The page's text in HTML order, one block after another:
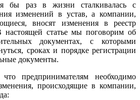
бы раз в жизни сталкивалась с
изменений в устав, а компании,
вносят изменения в реестр
настоящей статье мы поговорим об
документах, с которыми
сроках и порядке регистрации
документы.
предпринимателям необходимо
происходящие в компании,